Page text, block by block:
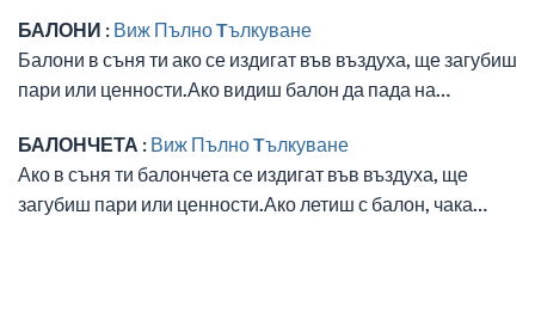
БАЛОНИ : Виж Пълно Tълкуване
Балони в съня ти ако се издигат във въздуха, ще загубиш
пари или ценности.Ако видиш балон да пада на…
БАЛОНЧЕТА : Виж Пълно Tълкуване
Ако в съня ти балончета се издигат във въздуха, ще
загубиш пари или ценности.Ако летиш с балон, чака…